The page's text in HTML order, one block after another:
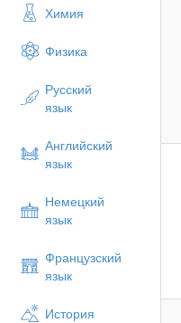
Химия
Физика
Русский
язык
Английский
язык
Немецкий
язык
Французский
язык
История